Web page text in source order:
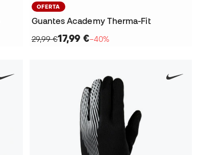
OFERTA
Guantes Academy Therma-Fit
29,99 €17,99 €−40%